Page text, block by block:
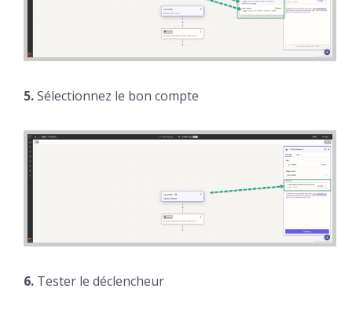
5.Sélectionnez le bon compte
6. Tester le déclencheur